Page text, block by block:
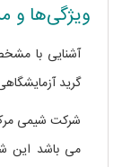
ویژگی‌ها و
آشنایی با
گرید
شرکت شیمی
می باشد این